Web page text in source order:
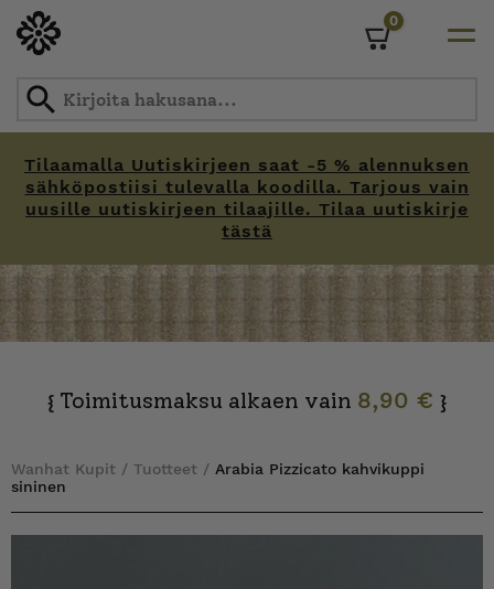
Tilaamalla Uutiskirjeen saat -5 % alennuksen
sähköpostiisi tulevalla koodilla. Tarjous vain
uusille uutiskirjeen tilaajille. Tilaa uutiskirje
tästä
0
{ Toimitusmaksu alkaen vain 8,90 € }
Wanhat Kupit / Tuotteet / Arabia Pizzicato kahvikuppi
sininen